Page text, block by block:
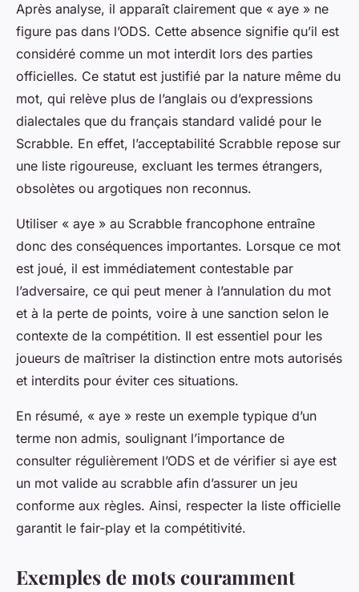
Après analyse, il apparaît clairement que « aye » ne
figure pas dans l’ODS. Cette absence signifie qu’il est
considéré comme un mot interdit lors des parties
officielles. Ce statut est justifié par la nature même du
mot, qui relève plus de l’anglais ou d’expressions
dialectales que du français standard validé pour le
Scrabble. En effet, l’acceptabilité Scrabble repose sur
une liste rigoureuse, excluant les termes étrangers,
obsolètes ou argotiques non reconnus.
Utiliser « aye » au Scrabble francophone entraîne
donc des conséquences importantes. Lorsque ce mot
est joué, il est immédiatement contestable par
l’adversaire, ce qui peut mener à l’annulation du mot
et à la perte de points, voire à une sanction selon le
contexte de la compétition. Il est essentiel pour les
joueurs de maîtriser la distinction entre mots autorisés
et interdits pour éviter ces situations.
En résumé, « aye » reste un exemple typique d’un
terme non admis, soulignant l’importance de
consulter régulièrement l’ODS et de vérifier si aye est
un mot valide au scrabble afin d’assurer un jeu
conforme aux règles. Ainsi, respecter la liste officielle
garantit le fair-play et la compétitivité.
Exemples de mots couramment